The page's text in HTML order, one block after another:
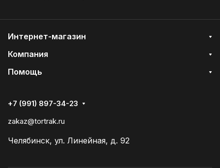
Интернет-магазин
Компания
Помощь
+7 (991) 897-34-23
zakaz@tortrak.ru
Челябинск, ул. Линейная, д. 92